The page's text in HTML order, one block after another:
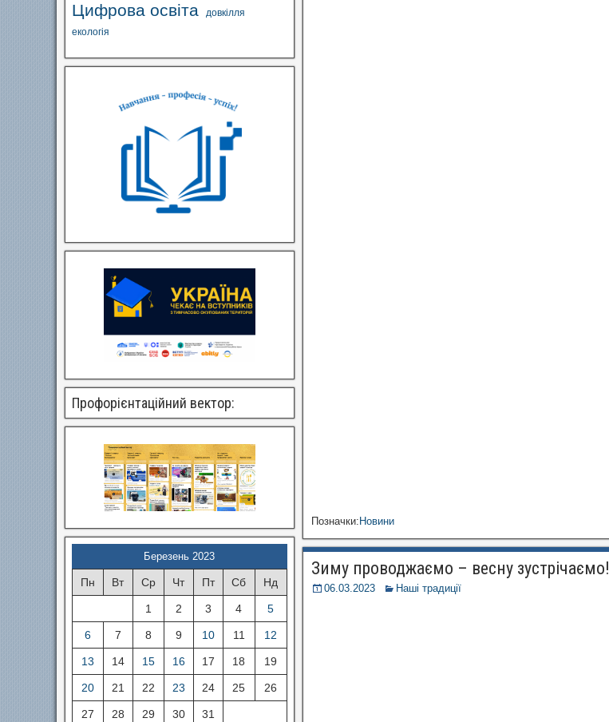
Позначки: Новини
Зиму проводжаємо – весну зустрічаємо!
06.03.2023 Наші традиції
Цифрова освіта
довкілля
екологія
Профорієнтаційний вектор:
Березень 2023
Пн Вт Ср Чт Пт Сб Нд
1 2 3 4 5
6 7 8 9 10 11 12
13 14 15 16 17 18 19
20 21 22 23 24 25 26
27 28 29 30 31